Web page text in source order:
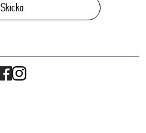
Skicka